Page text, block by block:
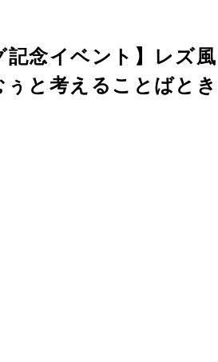
念イベント】レズ風
と考えることばとき